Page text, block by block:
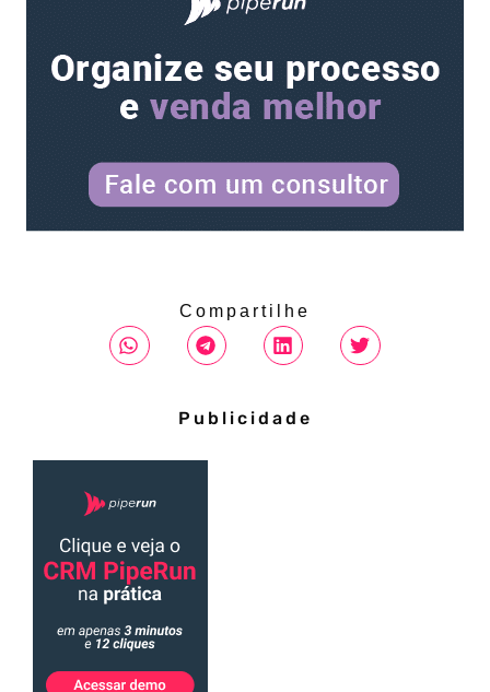
Compartilhe
Publicidade